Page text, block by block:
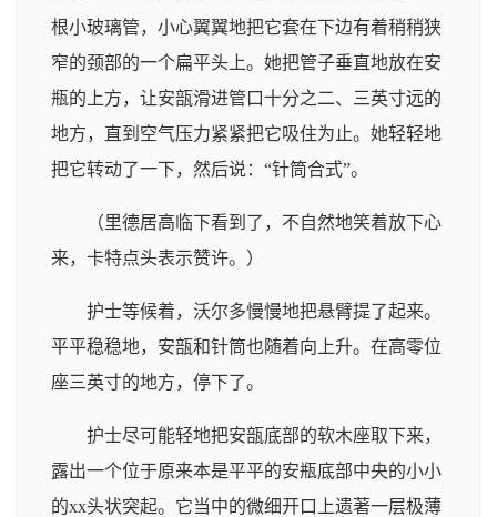
根小玻璃管，小心翼翼地把它套在下边有着稍稍狭
窄的颈部的一个扁平头上。她把管子垂直地放在安
瓶的上方，让安瓿滑进管口十分之二、三英寸远的
地方，直到空气压力紧紧把它吸住为止。她轻轻地
把它转动了一下，然后说：“针筒合式”。
（里德居高临下看到了，不自然地笑着放下心
来，卡特点头表示赞许。）
护士等候着，沃尔多慢慢地把悬臂提了起来。
平平稳稳地，安瓿和针筒也随着向上升。在高零位
座三英寸的地方，停下了。
护士尽可能轻地把安瓿底部的软木座取下来，
露出一个位于原来本是平平的安瓶底部中央的小小
的xx头状突起。它当中的微细开口上遗著一层极薄